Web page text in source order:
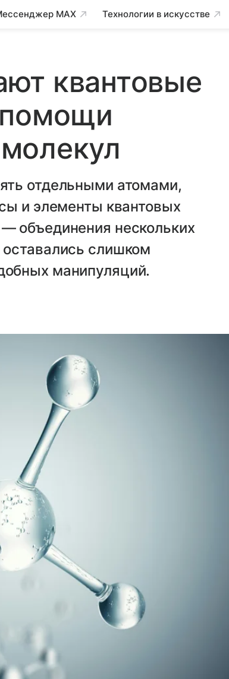
MAX Технологии в искусстве
квантовые
помощи
отдельными атомами,
и элементы квантовых
объединения нескольких
слишком
манипуляций.